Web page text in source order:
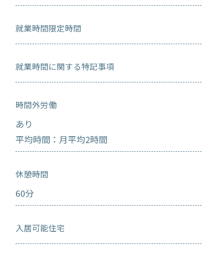
就業時間限定時間
就業時間に関する特記事項
時間外労働
あり
平均時間：月平均2時間
休憩時間
60分
入居可能住宅